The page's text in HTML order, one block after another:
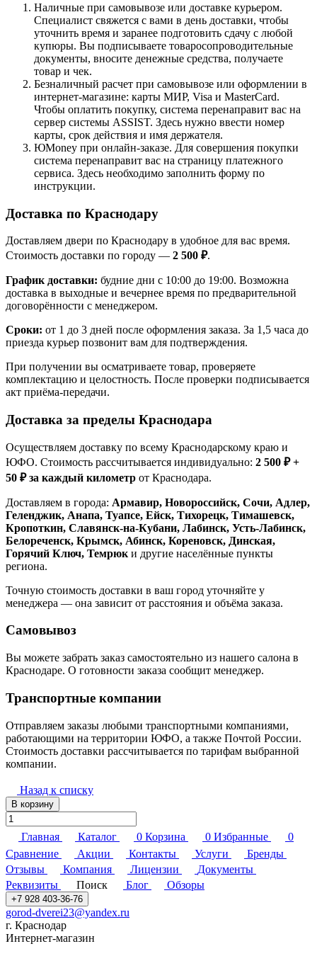
Наличные при самовывозе или доставке курьером.
Специалист свяжется с вами в день доставки, чтобы
уточнить время и заранее подготовить сдачу с любой
купюры. Вы подписываете товаросопроводительные
документы, вносите денежные средства, получаете
товар и чек.
Безналичный расчет при самовывозе или оформлении в
интернет-магазине: карты МИР, Visa и MasterCard.
Чтобы оплатить покупку, система перенаправит вас на
сервер системы ASSIST. Здесь нужно ввести номер
карты, срок действия и имя держателя.
ЮMoney при онлайн-заказе. Для совершения покупки
система перенаправит вас на страницу платежного
сервиса. Здесь необходимо заполнить форму по
инструкции.
Доставка по Краснодару
Доставляем двери по Краснодару в удобное для вас время.
Стоимость доставки по городу — 2 500 ₽.
График доставки: будние дни с 10:00 до 19:00. Возможна
доставка в выходные и вечернее время по предварительной
договорённости с менеджером.
Сроки: от 1 до 3 дней после оформления заказа. За 1,5 часа до
приезда курьер позвонит вам для подтверждения.
При получении вы осматриваете товар, проверяете
комплектацию и целостность. После проверки подписывается
акт приёма-передачи.
Доставка за пределы Краснодара
Осуществляем доставку по всему Краснодарскому краю и
ЮФО. Стоимость рассчитывается индивидуально: 2 500 ₽ +
50 ₽ за каждый километр от Краснодара.
Доставляем в города: Армавир, Новороссийск, Сочи, Адлер,
Геленджик, Анапа, Туапсе, Ейск, Тихорецк, Тимашевск,
Кропоткин, Славянск-на-Кубани, Лабинск, Усть-Лабинск,
Белореченск, Крымск, Абинск, Кореновск, Динская,
Горячий Ключ, Темрюк и другие населённые пункты
региона.
Точную стоимость доставки в ваш город уточняйте у
менеджера — она зависит от расстояния и объёма заказа.
Самовывоз
Вы можете забрать заказ самостоятельно из нашего салона в
Краснодаре. О готовности заказа сообщит менеджер.
Транспортные компании
Отправляем заказы любыми транспортными компаниями,
работающими на территории ЮФО, а также Почтой России.
Стоимость доставки рассчитывается по тарифам выбранной
компании.
Назад к списку
В корзину
Главная Каталог 0 Корзина 0 Избранные
0
Сравнение
Акции Контакты Услуги
Бренды
Отзывы
Компания Лицензии
Документы
Реквизиты
Поиск Блог Обзоры
+7 928 403-36-76
gorod-dverei23@yandex.ru
г. Краснодар
Интернет-магазин